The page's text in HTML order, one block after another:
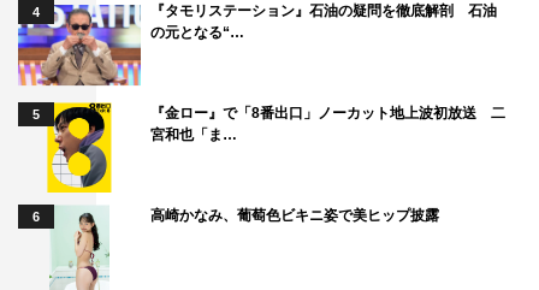
シーンをやりとげた2人に現場で拍手が巻き起こったとい
う居酒屋シーンは必見だ。
妊婦（清水くるみ）をめぐり、深夜が暴走。赤ちゃんのこ
とを思うあまり、自分が考える幸せへと妊婦を誘導しよう
とし、鈴から「自分の考えを押し付けるな」と注意されて
しまう。そんなポンコツで経験不足だが、人一倍心優しい
深夜の過去、かつて医療裁判を抱え、大学病院を去らざる
4
『タモリステーション』石油の疑問を徹底解剖 石油
の元となる“…
5
『金ロー』で「8番出口」ノーカット地上波初放送 二
宮和也「ま…
6 高崎かなみ、葡萄色ビキニ姿で美ヒップ披露